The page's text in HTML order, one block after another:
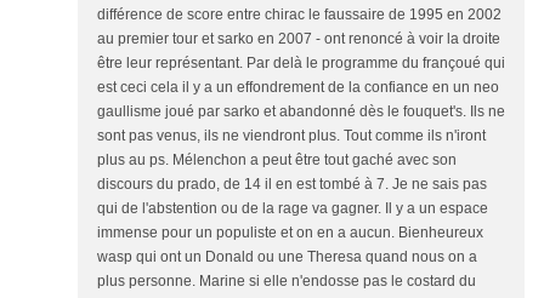
différence de score entre chirac le faussaire de 1995 en 2002
au premier tour et sarko en 2007 - ont renoncé à voir la droite
être leur représentant. Par delà le programme du françoué qui
est ceci cela il y a un effondrement de la confiance en un neo
gaullisme joué par sarko et abandonné dès le fouquet's. Ils ne
sont pas venus, ils ne viendront plus. Tout comme ils n'iront
plus au ps. Mélenchon a peut être tout gaché avec son
discours du prado, de 14 il en est tombé à 7. Je ne sais pas
qui de l'abstention ou de la rage va gagner. Il y a un espace
immense pour un populiste et on en a aucun. Bienheureux
wasp qui ont un Donald ou une Theresa quand nous on a
plus personne. Marine si elle n'endosse pas le costard du